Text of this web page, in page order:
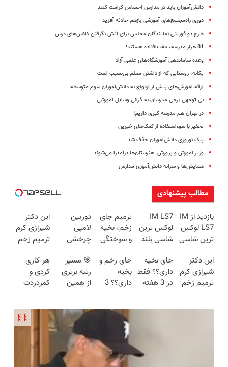
دانش‌آموزان باید در مدارس احساس کرامت کنند
دوری راه‌مجتمع‌های آموزشی بازهم حادثه آفرید
طرح دو فوریتی نمایندگان مجلس برای آتش نگرفتن کلاس‌های درس
81 هزار مدرسه، عقب‌افتاده هستند!
وعده ساماندهی آموزشگاه‌های علمی آزاد
یکانه؛ روستایی که از داشتن معلم بی‌نصیب است
ارائه آموزش‌های پیش از ازدواج به دانش‌آموزان سوم متوسطه
بی توجهی برخی مدرسان به گرانی وسایل آموزشی
در تهران هم مدرسه کپری داریم!
تحقیر با سوء‌استفاده از کمک‌های خیرین
پیک نوروزی دانش‌آموزان حذف شد
وزیر آموزش و پرورش: هنرستان‌ها درآمدزا می‌شوند
همایش‌ها و سرانه دانش‌آموزی مدارس
مطالب پیشنهادی
بازدید از IM
LS7 لوکس
ترین شاسی
ایران در
باشگاه
انقلاب
IM LS7
لوکس ترین
شاسی بلند
ترمیم جای
زخم، بخیه
و سوختگی
هفته!!😍
دوربین
لامپی
چرخشی
فقط امروز
حراج شد🔥
پرداخت
این دکتر
شیرازی کرم
ترمیم زخم
ساخت!!!
این دکتر
شیرازی کرم
ترمیم زخم
جای بخیه
داری؟؟ فقط
در 3 هفته
جای زخم و
بخیه
داری؟؟ 3
🎯 مسیر
رتبه برتری
از همین
ماز شروع
میشه!
هر کاری
کردی و
کمردردت
پرسشنامه و
دریافت راه